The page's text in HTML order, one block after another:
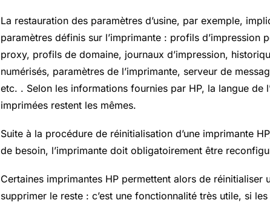
La restauration des paramètres d’usine, par exemple,
paramètres définis sur l’imprimante : profils d’impression
proxy, profils de domaine, journaux d’impression,
numérisés, paramètres de l’imprimante, serveur de
etc. . Selon les informations fournies par HP, la langue de
imprimées restent les mêmes.
Suite à la procédure de réinitialisation d’une imprimante
de besoin, l’imprimante doit obligatoirement être
Certaines imprimantes HP permettent alors de réinitialiser
supprimer le reste : c’est une fonctionnalité très utile, si